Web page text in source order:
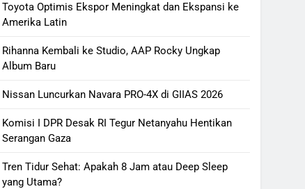
Toyota Optimis Ekspor Meningkat dan Ekspansi ke
Amerika Latin
Rihanna Kembali ke Studio, AAP Rocky Ungkap
Album Baru
Nissan Luncurkan Navara PRO-4X di GIIAS 2026
Komisi I DPR Desak RI Tegur Netanyahu Hentikan
Serangan Gaza
Tren Tidur Sehat: Apakah 8 Jam atau Deep Sleep
yang Utama?